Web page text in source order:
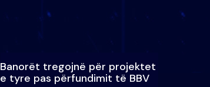
Banorët tregojnë për projektet
e tyre pas përfundimit të BBV